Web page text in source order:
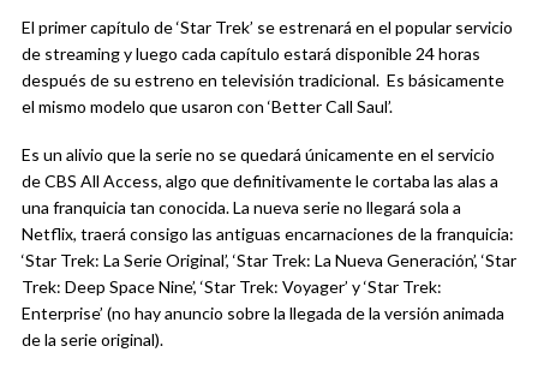
El primer capítulo de ‘Star Trek’ se estrenará en el popular servicio
de streaming y luego cada capítulo estará disponible 24 horas
después de su estreno en televisión tradicional. Es básicamente
el mismo modelo que usaron con ‘Better Call Saul’.
Es un alivio que la serie no se quedará únicamente en el servicio
de CBS All Access, algo que definitivamente le cortaba las alas a
una franquicia tan conocida. La nueva serie no llegará sola a
Netflix, traerá consigo las antiguas encarnaciones de la franquicia:
‘Star Trek: La Serie Original’, ‘Star Trek: La Nueva Generación’, ‘Star
Trek: Deep Space Nine’, ‘Star Trek: Voyager’ y ‘Star Trek:
Enterprise’ (no hay anuncio sobre la llegada de la versión animada
de la serie original).